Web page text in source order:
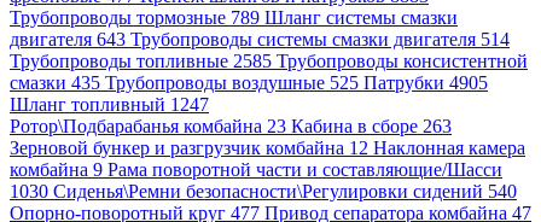
Трубопроводы тормозные 789 Шланг системы смазки
двигателя 643 Трубопроводы системы смазки двигателя 514
Трубопроводы топливные 2585 Трубопроводы консистентной
смазки 435 Трубопроводы воздушные 525 Патрубки 4905
Шланг топливный 1247
Ротор\Подбарабанья комбайна 23 Кабина в сборе 263
Зерновой бункер и разгрузчик комбайна 12 Наклонная камера
комбайна 9 Рама поворотной части и составляющие/Шасси
1030 Сиденья\Ремни безопасности\Регулировки сидений 540
Опорно-поворотный круг 477 Привод сепаратора комбайна 47